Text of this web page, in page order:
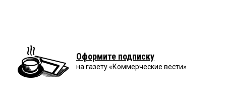
Оформите подписку
на газету «Коммерческие вести»